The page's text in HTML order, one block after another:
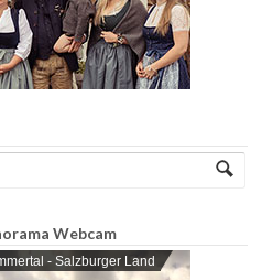
Webcam
- Salzburger Land